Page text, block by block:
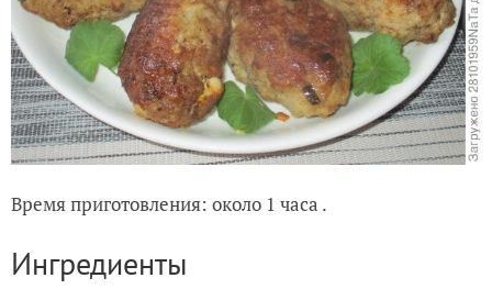
Время приготовления: около 1 часа .
Ингредиенты